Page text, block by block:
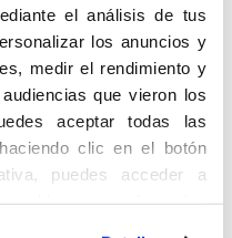
el análisis de tus
los anuncios y
medir el rendimiento y
que vieron los
aceptar todas las
clic en el botón
puedes acceder a
tus preferencias
y Formación
cedinfor@acdp.es